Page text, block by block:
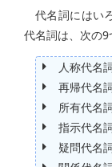
代名詞にはい
代名詞は、次の9
人称代名
再帰代名
所有代名
指示代名
疑問代名